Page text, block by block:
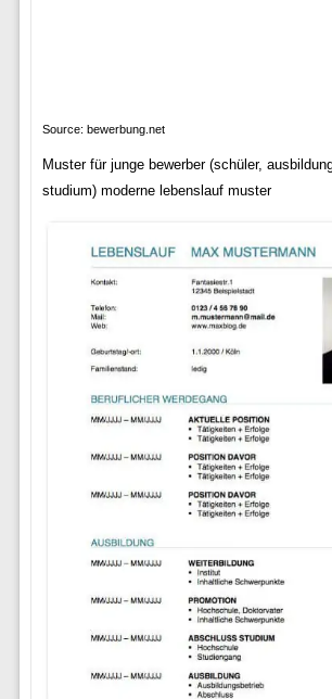
Source: bewerbung.net
Muster für junge bewerber (schüler,
studium) moderne lebenslauf muster